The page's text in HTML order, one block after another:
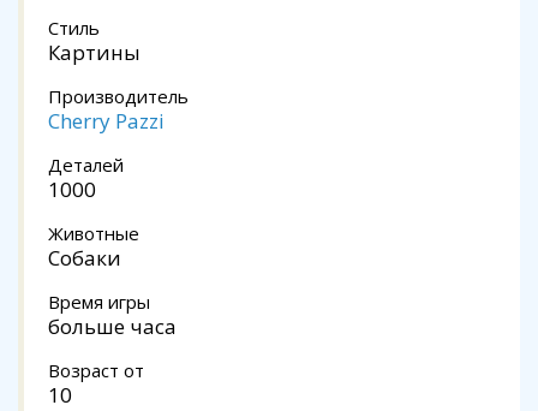
Стиль
Картины
Производитель
Cherry Pazzi
Деталей
1000
Животные
Собаки
Время игры
больше часа
Возраст от
10